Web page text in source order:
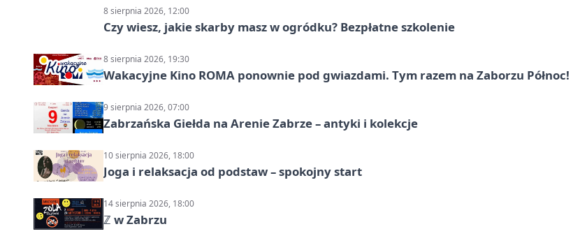
8 sierpnia 2026, 12:00
Czy wiesz, jakie skarby masz w ogródku? Bezpłatne szkolenie
8 sierpnia 2026, 19:30
Wakacyjne Kino ROMA ponownie pod gwiazdami. Tym razem na Zaborzu Północ!
9 sierpnia 2026, 07:00
Zabrzańska Giełda na Arenie Zabrze – antyki i kolekcje
10 sierpnia 2026, 18:00
Joga i relaksacja od podstaw – spokojny start
14 sierpnia 2026, 18:00
ℤ w Zabrzu